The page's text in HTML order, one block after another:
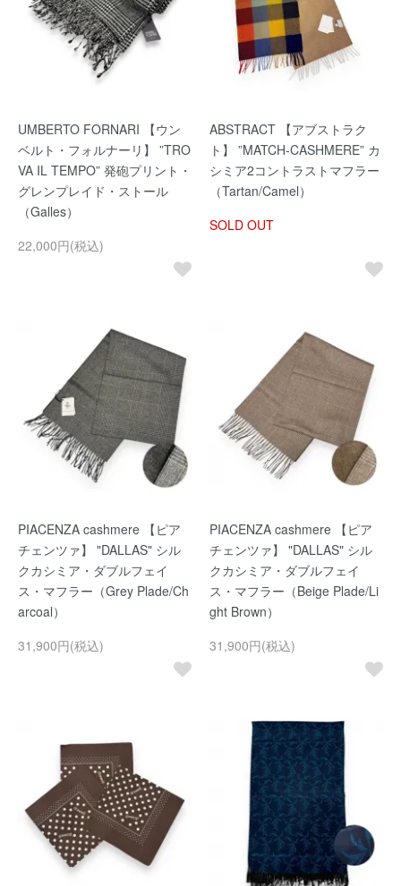
UMBERTO FORNARI 【ウン
ベルト・フォルナーリ】 ”TRO
VA IL TEMPO” 発砲プリント・
グレンプレイド・ストール
（Galles）
22,000円(税込)
ABSTRACT 【アブストラク
ト】 ”MATCH-CASHMERE” カ
シミア2コントラストマフラー
（Tartan/Camel）
SOLD OUT
PIACENZA cashmere 【ピア
チェンツァ】 "DALLAS" シル
クカシミア・ダブルフェイ
ス・マフラー（Grey Plade/Ch
arcoal）
31,900円(税込)
PIACENZA cashmere 【ピア
チェンツァ】 "DALLAS" シル
クカシミア・ダブルフェイ
ス・マフラー（Beige Plade/Li
ght Brown）
31,900円(税込)